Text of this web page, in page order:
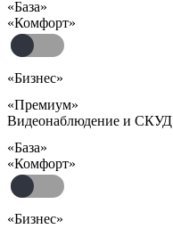
«База»
«Комфорт»
«Бизнес»
«Премиум»
Видеонаблюдение и СКУД
«База»
«Комфорт»
«Бизнес»